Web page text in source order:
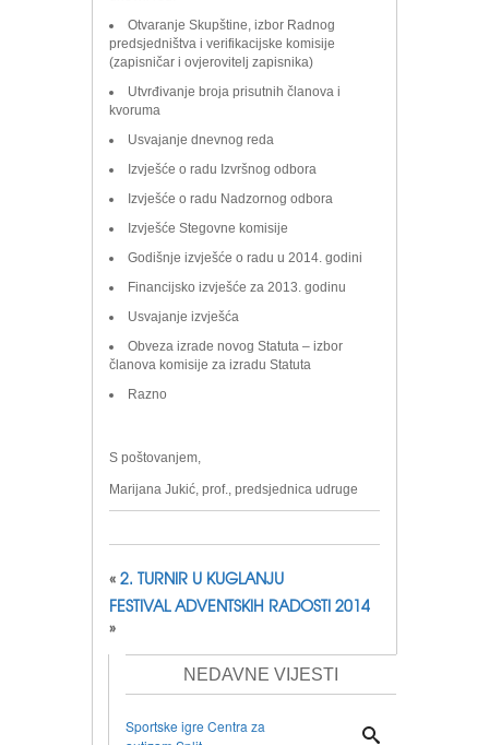
Otvaranje Skupštine, izbor Radnog
predsjedništva i verifikacijske komisije
(zapisničar i ovjerovitelj zapisnika)
Utvrđivanje broja prisutnih članova i
kvoruma
Usvajanje dnevnog reda
Izvješće o radu Izvršnog odbora
Izvješće o radu Nadzornog odbora
Izvješće Stegovne komisije
Godišnje izvješće o radu u 2014. godini
Financijsko izvješće za 2013. godinu
Usvajanje izvješća
Obveza izrade novog Statuta – izbor
članova komisije za izradu Statuta
Razno
S poštovanjem,
Marijana Jukić, prof., predsjednica udruge
« 2. TURNIR U KUGLANJU
FESTIVAL ADVENTSKIH RADOSTI 2014
»
NEDAVNE VIJESTI
Sportske igre Centra za